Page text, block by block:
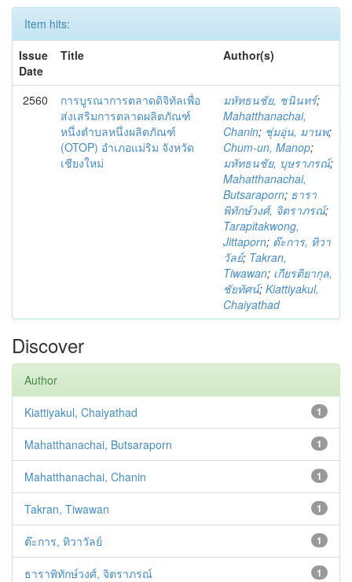
Item hits:
Issue
Date
Title Author(s)
2560
การบูรณาการตลาดดิจิทัลเพื่อ
ส่งเสริมการตลาดผลิตภัณฑ์
หนึ่งตำบลหนึ่งผลิตภัณฑ์
(OTOP) อำเภอแม่ริม จังหวัด
เชียงใหม่
มหัทธนชัย, ชนินทร์;
Mahatthanachai,
Chanin; ชุ่มอุ่น, มานพ;
Chum-un, Manop;
มหัทธนชัย, บุษราภรณ์;
Mahatthanachai,
Butsaraporn; ธารา
พิทักษ์วงศ์, จิตราภรณ์;
Tarapitakwong,
Jittaporn; ต๊ะการ, ทิวา
วัลย์; Takran,
Tiwawan; เกียรติยากุล,
ชัยทัศน์; Kiattiyakul,
Chaiyathad
Discover
Author
1
Kiattiyakul, Chaiyathad
1
Mahatthanachai, Butsaraporn
1
Mahatthanachai, Chanin
1
Takran, Tiwawan
1
ต๊ะการ, ทิวาวัลย์
1
ธาราพิทักษ์วงศ์, จิตราภรณ์